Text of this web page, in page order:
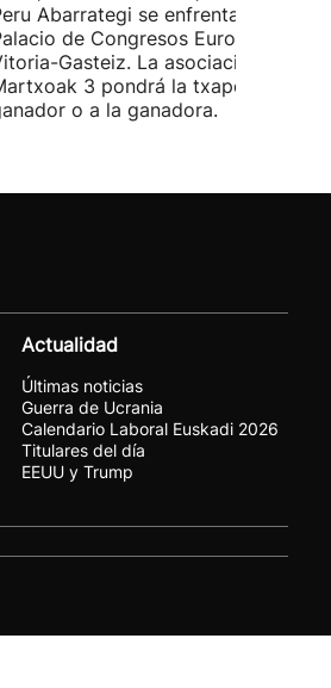
Abarrategi se enfrentarán en el
de Congresos Europa de
Gasteiz. La asociación
3 pondrá la txapela al
o a la ganadora.
Actualidad
Últimas noticias
Guerra de Ucrania
Calendario Laboral Euskadi 2026
Titulares del día
EEUU y Trump